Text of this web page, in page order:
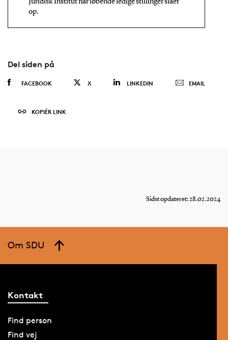
Juridisk Institut har løbende ledige stillinger slået
op.
Del siden på
FACEBOOK X LINKEDIN EMAIL
KOPIÉR LINK
Sidst opdateret: 28.02.2024
Om SDU
Kontakt
Find person
Find vej